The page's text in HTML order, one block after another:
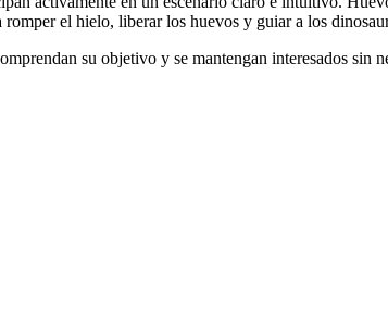
el hielo, liberar los huevos y guiar a los
su objetivo y se mantengan interesados sin